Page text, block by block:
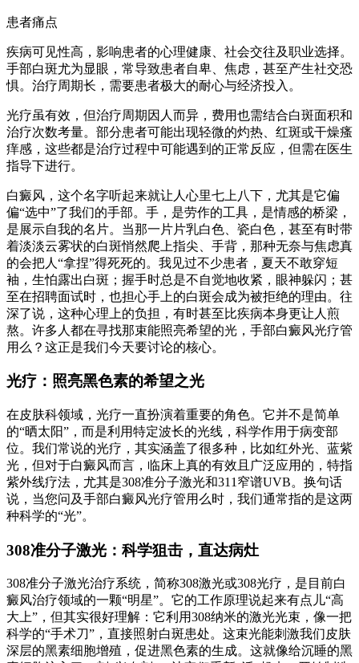
患者痛点
疾病可见性高，影响患者的心理健康、社会交往及职业选择。
手部白斑尤为显眼，常导致患者自卑、焦虑，甚至产生社交恐
惧。治疗周期长，需要患者极大的耐心与经济投入。
光疗虽有效，但治疗周期因人而异，费用也需结合白斑面积和
治疗次数考量。部分患者可能出现轻微的灼热、红斑或干燥瘙
痒感，这些都是治疗过程中可能遇到的正常反应，但需在医生
指导下进行。
白癜风，这个名字听起来就让人心里七上八下，尤其是它偏
偏“选中”了我们的手部。手，是劳作的工具，是情感的桥梁，
是展示自我的名片。当那一片片乳白色、瓷白色，甚至有时带
着淡淡云雾状的白斑悄然爬上指尖、手背，那种无奈与焦虑真
的会把人“拿捏”得死死的。我见过不少患者，夏天不敢穿短
袖，生怕露出白斑；握手时总是不自觉地收紧，眼神躲闪；甚
至在招聘面试时，也担心手上的白斑会成为被拒绝的理由。往
深了说，这种心理上的负担，有时甚至比疾病本身更让人煎
熬。许多人都在寻找那束能照亮希望的光，手部白癜风光疗管
用么？这正是我们今天要讨论的核心。
光疗：照亮黑色素的希望之光
在皮肤科领域，光疗一直扮演着重要的角色。它并不是简单
的“晒太阳”，而是利用特定波长的光线，科学作用于病变部
位。我们常说的光疗，其实涵盖了很多种，比如红外光、蓝紫
光，但对于白癜风而言，临床上真的有效且广泛应用的，特指
紫外线疗法，尤其是308准分子激光和311窄谱UVB。换句话
说，当您问及手部白癜风光疗管用么时，我们通常指的是这两
种科学的“光”。
308准分子激光：科学狙击，直达病灶
308准分子激光治疗系统，简称308激光或308光疗，是目前白
癜风治疗领域的一颗“明星”。它的工作原理说起来有点儿“高
大上”，但其实很好理解：它利用308纳米的激光光束，像一把
科学的“手术刀”，直接照射白斑患处。这束光能刺激我们皮肤
深层的黑素细胞增殖，促进黑色素的生成。这就像给沉睡的黑